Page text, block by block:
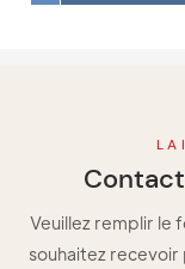
Veuillez remplir le
souhaitez